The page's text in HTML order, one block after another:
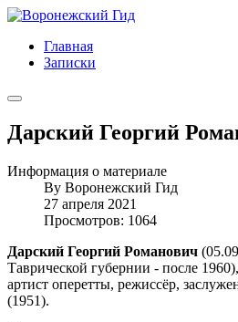
Главная
Записки
Дарский Георгий
Информация о материале
By Воронежский Гид
27 апреля 2021
Просмотров: 1064
Дарский Георгий Романович
Таврической губернии - после
артист оперетты, режиссёр,
(1951).